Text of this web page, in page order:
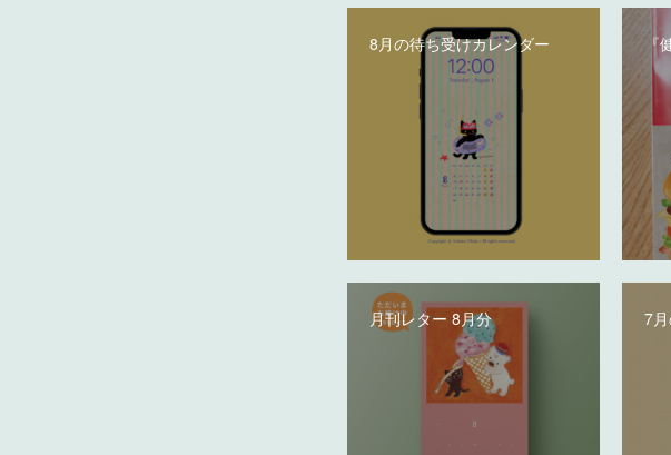
8月の待ち受けカレンダー
月刊レター 8月分 7